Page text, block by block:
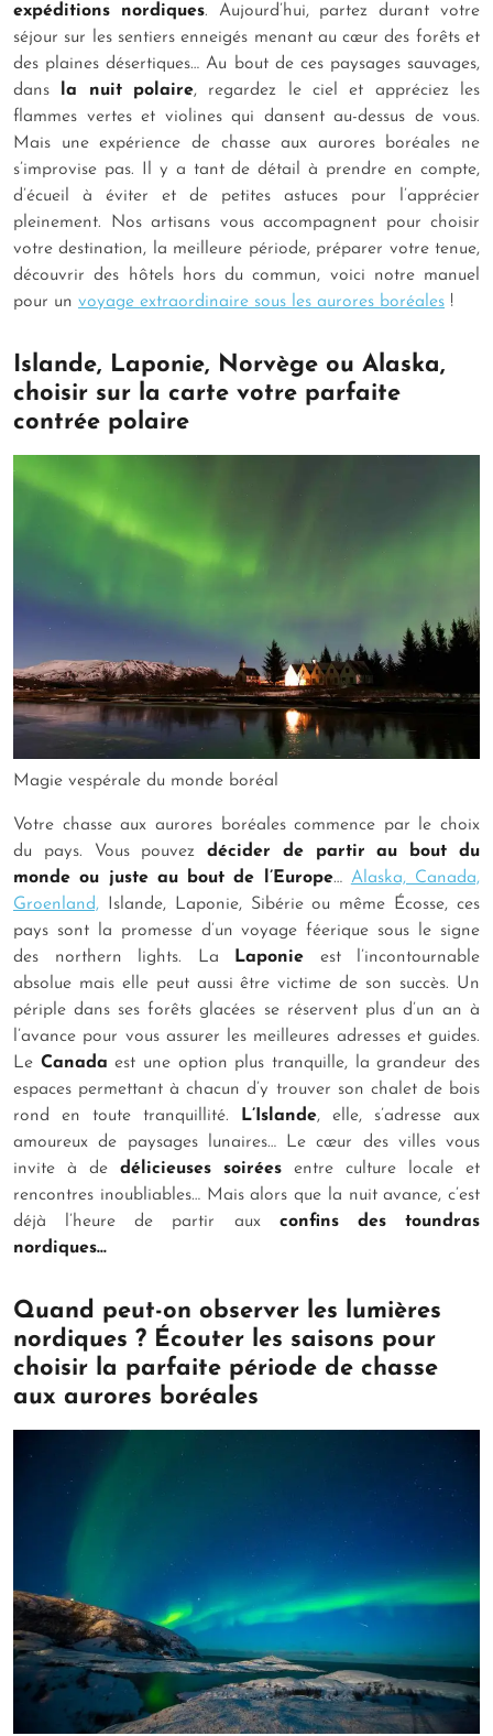
expéditions nordiques. Aujourd’hui, partez durant votre
séjour sur les sentiers enneigés menant au cœur des forêts et
des plaines désertiques… Au bout de ces paysages sauvages,
dans
la nuit polaire, regardez le ciel et appréciez les
flammes vertes et violines qui dansent au-dessus de vous.
Mais une expérience de chasse aux aurores boréales ne
s’improvise pas. Il y a tant de détail à prendre en compte,
d’écueil à éviter et de petites astuces pour l’apprécier
pleinement. Nos artisans vous accompagnent pour choisir
votre destination, la meilleure période, préparer votre tenue,
découvrir des hôtels hors du commun, voici notre manuel
pour un voyage extraordinaire sous les aurores boréales !
Islande, Laponie, Norvège ou Alaska,
choisir sur la carte votre parfaite
contrée polaire
Magie vespérale du monde boréal
Votre chasse aux aurores boréales commence par le choix
du pays. Vous pouvezdécider de partir au bout du
monde ou juste au bout de l’Europe… Alaska, Canada,
Groenland, Islande, Laponie, Sibérie ou même Écosse, ces
pays sont la promesse d’un voyage féerique sous le signe
des northern lights. La Laponie est l’incontournable
absolue mais elle peut aussi être victime de son succès. Un
périple dans ses forêts glacées se réservent plus d’un an à
l’avance pour vous assurer les meilleures adresses et guides.
Le Canadaest une option plus tranquille, la grandeur des
espaces permettant à chacun d’y trouver son chalet de bois
rond en toute tranquillité.
L’Islande, elle, s’adresse aux
amoureux de paysages lunaires… Le cœur des villes vous
invite à de délicieuses soirées entre culture locale et
rencontres inoubliables… Mais alors que la nuit avance, c’est
déjà l’heure de partir aux confins des toundras
nordiques…
Quand peut-on observer les lumières
nordiques ? Écouter les saisons pour
choisir la parfaite période de chasse
aux aurores boréales